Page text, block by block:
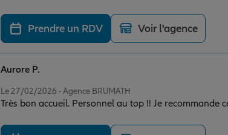
Prendre un RDV Voir l'agence
Le 27/02/2026 - Agence BRUMATH
Très bon accueil. Personnel au top !! Je recommande
Aurore P.